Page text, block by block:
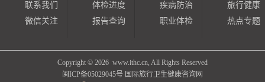
联系我们
微信关注
体检进度
报告查询
疾病防治
职业体检
旅行健康
热点专题
Copyright © 2026 www.ithc.cn, All Rights Reserved
闽ICP备05029045号 国际旅行卫生健康咨询网